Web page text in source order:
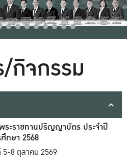
/กิจกรรม
ะราชทานปริญญาบัตร ประจำปี
กษา 2568
5-8 ตุลาคม 2569